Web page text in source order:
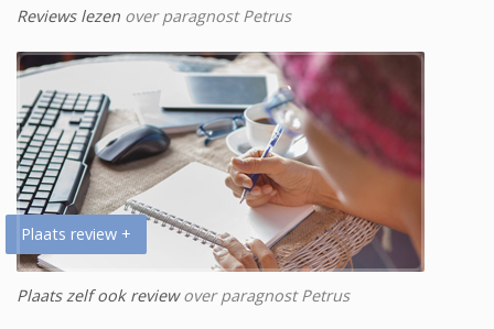
Reviews lezen over paragnost Petrus
Plaats review +
Plaats zelf ook reviewover paragnost Petrus